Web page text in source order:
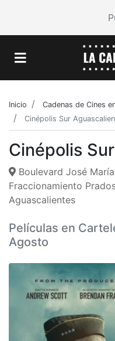
Inicio Cadenas de Cines
Cinépolis Sur
Cinépolis
Boulevard José
Fraccionamiento
Aguascalientes
Películas en
Agosto